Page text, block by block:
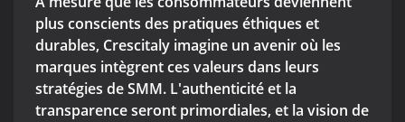
plus conscients des pratiques éthiques et
durables, Crescitaly imagine un avenir où les
marques intègrent ces valeurs dans leurs
stratégies de SMM. L'authenticité et la
transparence seront primordiales, et la vision de